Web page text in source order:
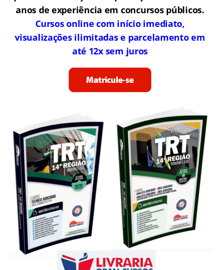
anos de experiência em concursos públicos.
Cursos online com início imediato,
visualizações ilimitadas e parcelamento em
até 12x sem juros